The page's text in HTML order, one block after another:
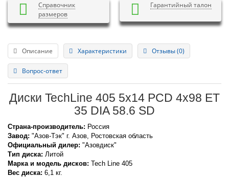
Справочник
размеров
Гарантийный талон
Описание Характеристики Отзывы (0)
Вопрос-ответ
Диски TechLine 405 5x14 PCD 4x98 ET
35 DIA 58.6 SD
Страна-производитель: Россия
Завод: "Азов-Тэк" г. Азов, Ростовская область
Официальный дилер: "Азовдиск"
Тип диска: Литой
Марка и модель дисков: Tech Line 405
Вес диска: 6,1 кг.